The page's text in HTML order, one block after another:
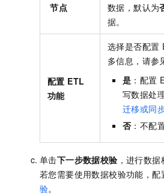
节点
数据，默认为
据。
配置 ETL
功能
选择是否配置
多信息，请参
是 ：配置
写数据处
迁移或同
否：不配
单击下一步数据校验 ，进行数据
若您需要使用数据校验功能，配
验。